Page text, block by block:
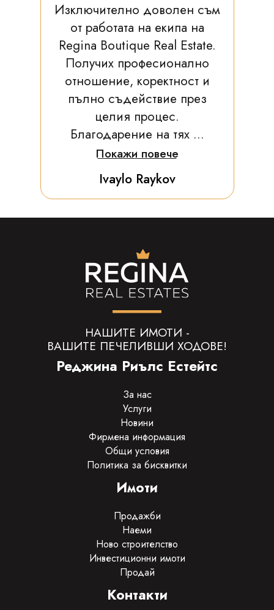
Изключително доволен съм
от работата на екипа на
Regina Boutique Real Estate.
Получих професионално
отношение, коректност и
пълно съдействие през
целия процес.
Благодарение на тях ...
Покажи повече
Ivaylo Raykov
НАШИТЕ ИМОТИ -
ВАШИТЕ ПЕЧЕЛИВШИ ХОДОВЕ!
Реджина Риълс Естейтс
За нас
Услуги
Новини
Фирмена информация
Общи условия
Политика за бисквитки
Имоти
Продажби
Наеми
Ново строителство
Инвестиционни имоти
Продай
Контакти